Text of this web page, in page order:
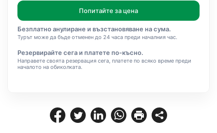
Попитайте за цена
Безплатно анулиране и възстановяване на сума.
Турът може да бъде отменен до 24 часа преди началния час.
Резервирайте сега и платете по-късно.
Направете своята резервация сега, платете по всяко време преди
началото на обиколката.